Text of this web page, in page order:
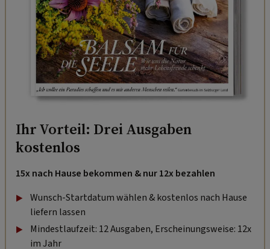
Ihr Vorteil: Drei Ausgaben
kostenlos
15x nach Hause bekommen & nur 12x bezahlen
Wunsch-Startdatum wählen & kostenlos nach Hause
liefern lassen
Mindestlaufzeit: 12 Ausgaben, Erscheinungsweise: 12x
im Jahr